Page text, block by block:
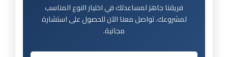
فريقنا جاهز لمساعدتك في اختيار النوع المناسب
لمشروعك. تواصل معنا الآن للحصول على استشارة
مجانية.